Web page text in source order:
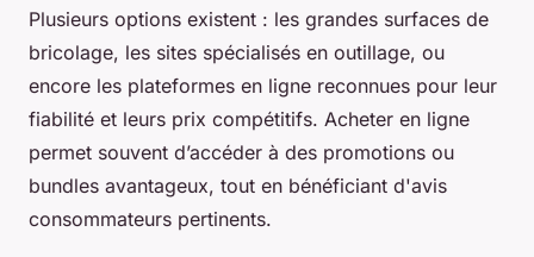
Plusieurs options existent : les grandes surfaces de
bricolage, les sites spécialisés en outillage, ou
encore les plateformes en ligne reconnues pour leur
fiabilité et leurs prix compétitifs. Acheter en ligne
permet souvent d’accéder à des promotions ou
bundles avantageux, tout en bénéficiant d'avis
consommateurs pertinents.